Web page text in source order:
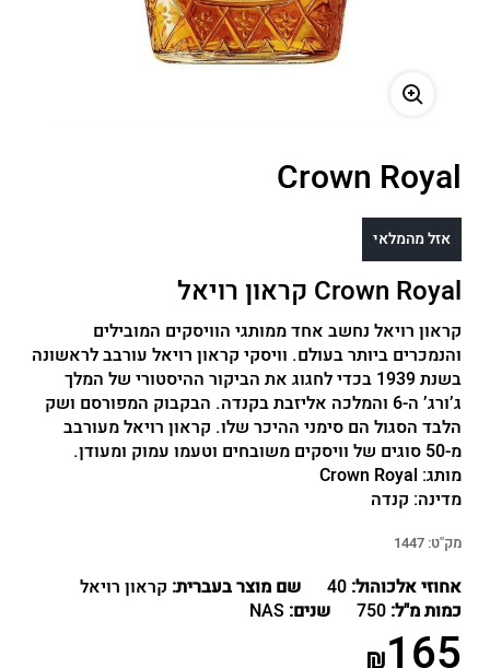
משתמש חדש/אורח
Crown Royal
אזל מהמלאי
Crown Royal קראון רויאל
קראון רויאל נחשב אחד ממותגי הוויסקים המובילים
והנמכרים ביותר בעולם. וויסקי קראון רויאל עורבב לראשונה
בשנת 1939 בכדי לחגוג את הביקור ההיסטורי של המלך
ג’ורג’ ה-6 והמלכה אליזבת בקנדה. הבקבוק המפורסם ושק
הלבד הסגול הם סימני ההיכר שלו. קראון רויאל מעורבב
מ-50 סוגים של וויסקים משובחים וטעמו עמוק ומעודן.
מותג: Crown Royal
מדינה: קנדה
מק"ט:1447
אחוזי אלכוהול:40 שם מוצר בעברית: קראון רויאל
כמות מ"ל:750 שנים: NAS
165